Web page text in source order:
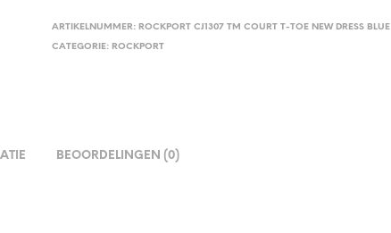
ARTIKELNUMMER: ROCKPORT CJ1307 TM COURT T-TOE NEW DRESS BLUE
CATEGORIE: ROCKPORT
BEOORDELINGEN (0)